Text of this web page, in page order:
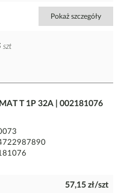
Pokaż szczegóły
szt
T 1P 32A | 002181076
57,15 zł/szt